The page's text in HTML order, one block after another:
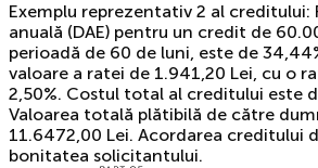
Exemplu reprezentativ 2 al creditului:
anuală (DAE) pentru un credit de
perioadă de 60 de luni, este de
valoare a ratei de 1.941,20 Lei, cu o
2,50%. Costul total al creditului este
Valoarea totală plătibilă de către
11.6472,00 Lei. Acordarea creditului
bonitatea solicitantului.